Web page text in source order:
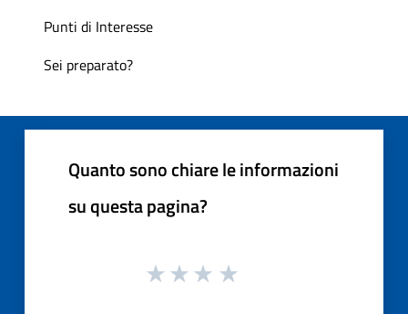
Punti di Interesse
Sei preparato?
Quanto sono chiare le informazioni
su questa pagina?